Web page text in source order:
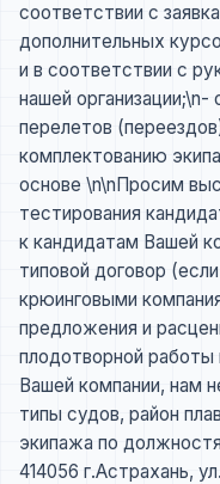
соответствии с
дополнительных
и в соответствии с
нашей организации;\n-
перелетов
комплектованию
основе \n\nПросим
тестирования
к кандидатам Вашей
типовой договор
крюинговыми
предложения и
плодотворной работы
Вашей компании, нам
типы судов, район
экипажа по
414056 г.Астрахань,